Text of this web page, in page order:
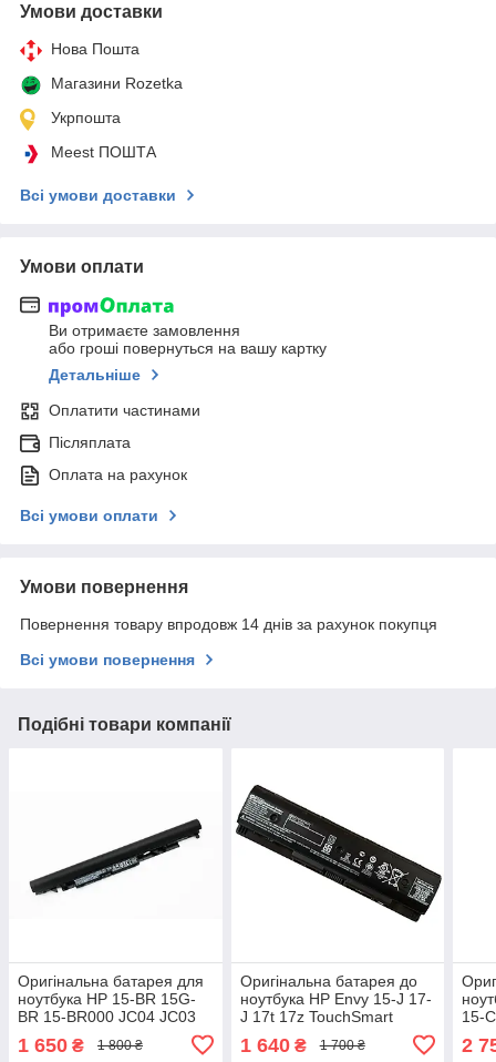
Умови доставки
Нова Пошта
Магазини Rozetka
Укрпошта
Meest ПОШТА
Всі умови доставки
Умови оплати
Ви отримаєте замовлення
або гроші повернуться на вашу картку
Детальніше
Оплатити частинами
Післяплата
Оплата на рахунок
Всі умови оплати
Умови повернення
Повернення товару впродовж 14 днів за рахунок покупця
Всі умови повернення
Подібні товари компанії
Оригінальна батарея для
ноутбука HP 15-BR 15G-
BR 15-BR000 JC04 JC03
1 650 ₴ 1 800 ₴
Оригінальна батарея до
ноутбука HP Envy 15-J 17-
J 17t 17z TouchSmart
1 640₴ 1 700 ₴
15-
2